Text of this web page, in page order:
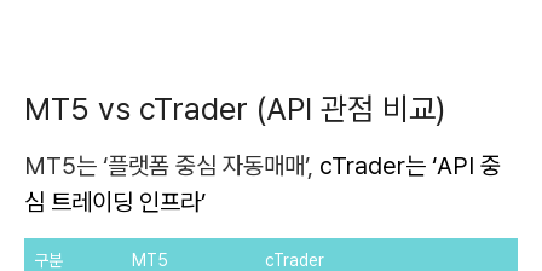
MT5 vs cTrader (API 관점 비교)
MT5는 ‘플랫폼 중심 자동매매’, cTrader는 ‘API 중
심 트레이딩 인프라’
구분 MT5 cTrader